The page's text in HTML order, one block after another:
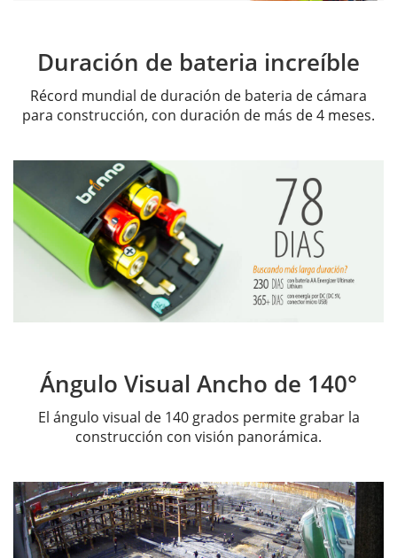
Duración de bateria increíble
Récord mundial de duración de bateria de cámara
para construcción, con duración de más de 4 meses.
Ángulo Visual Ancho de 140°
El ángulo visual de 140 grados permite grabar la
construcción con visión panorámica.